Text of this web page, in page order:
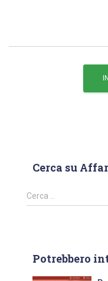
Cerca su
Cerca …
Potrebbero